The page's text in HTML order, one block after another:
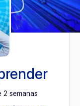
semanas